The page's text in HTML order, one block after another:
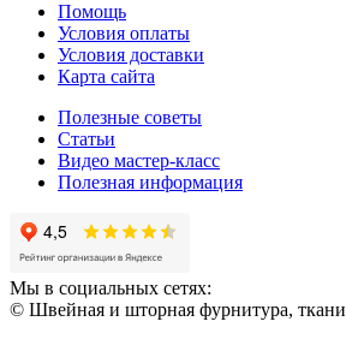
Помощь
Условия оплаты
Условия доставки
Карта сайта
Полезные советы
Статьи
Видео мастер-класс
Полезная информация
Мы в социальных сетях:
© Швейная и шторная фурнитура, ткани